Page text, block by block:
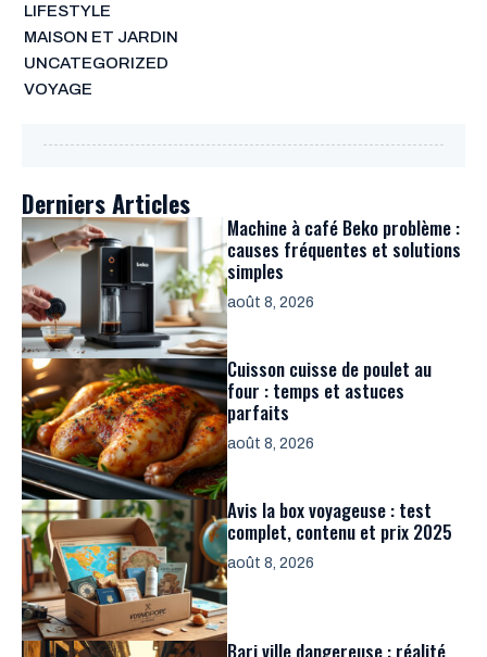
LIFESTYLE
MAISON ET JARDIN
UNCATEGORIZED
VOYAGE
Derniers Articles
Machine à café Beko problème :
causes fréquentes et solutions
simples
août 8, 2026
Cuisson cuisse de poulet au
four : temps et astuces
parfaits
août 8, 2026
Avis la box voyageuse : test
complet, contenu et prix 2025
août 8, 2026
Bari ville dangereuse : réalité